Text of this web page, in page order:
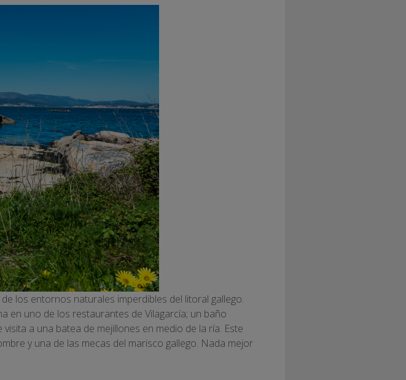
los entornos naturales imperdibles del litoral gallego.
en uno de los restaurantes de Vilagarcía; un baño
a una batea de mejillones en medio de la ría. Este
y una de las mecas del marisco gallego. Nada mejor